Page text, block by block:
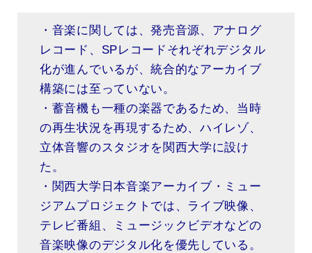
・音楽に関しては、発売音源、アナログ
レコード、SPレコードそれぞれデジタル
化が進んでいるが、統合的なアーカイブ
構築には至っていない。
・蓄音機も一種の楽器であるため、当時
の再生状況を再現するため、ハイレゾ、
立体音響のスタジオを関西大学に設け
た。
・関西大学日本音楽アーカイブ・ミュー
ジアムプロジェクトでは、ライブ映像、
テレビ番組、ミュージックビデオなどの
音楽映像のデジタル化を優先している。